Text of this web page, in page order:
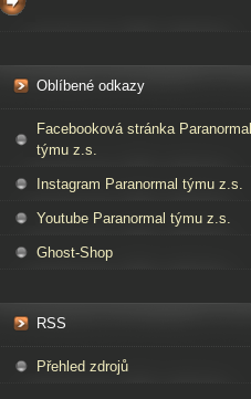
Oblíbené odkazy
Facebooková stránka Paranormal
týmu z.s.
Instagram Paranormal týmu z.s.
Youtube Paranormal týmu z.s.
Ghost-Shop
RSS
Přehled zdrojů